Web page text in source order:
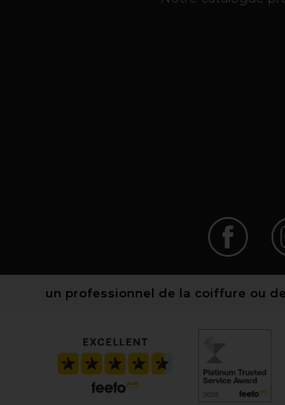
un professionnel de la coiffure ou